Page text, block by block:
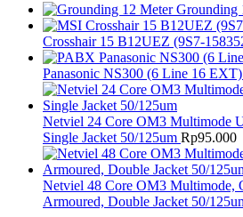
Grounding
Crosshair 15 B12UEZ (9S7-
Panasonic NS300 (6 Line 16 EXT)
Netviel 24 Core OM3 Multimode
Single Jacket 50/125um Rp95.000
Netviel 48 Core OM3 Multimode,
Armoured, Double Jacket 50/